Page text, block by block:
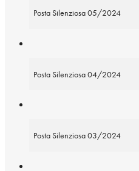
Posta Silenziosa 05/2024
Posta Silenziosa 04/2024
Posta Silenziosa 03/2024